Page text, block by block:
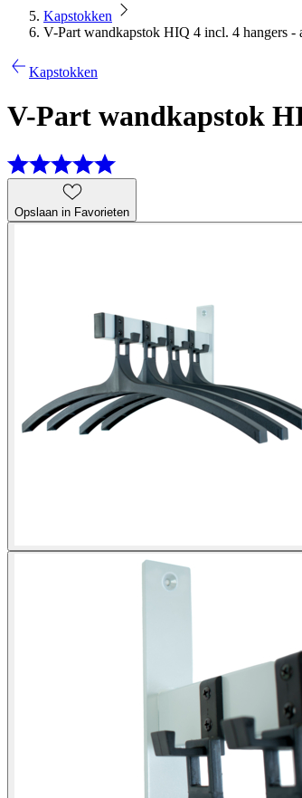
Kapstokken
V-Part wandkapstok HIQ 4 incl. 4 hangers -
Kapstokken
V-Part wandkapstok
Opslaan in Favorieten